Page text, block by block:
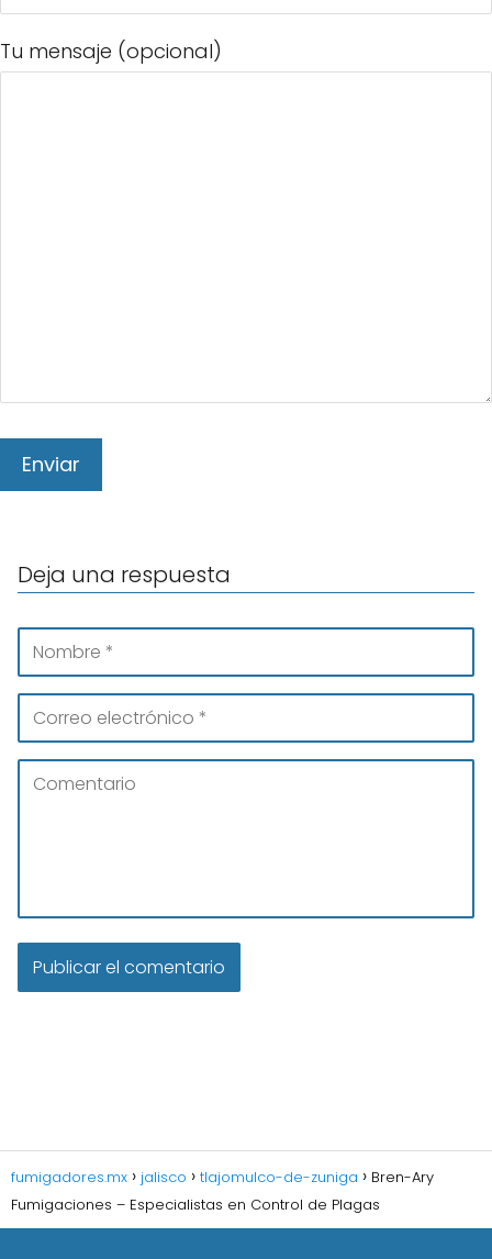
Tu mensaje (opcional)
Deja una respuesta
fumigadores.mx jalisco tlajomulco-de-zuniga
Bren-Ary
Fumigaciones – Especialistas en Control de Plagas